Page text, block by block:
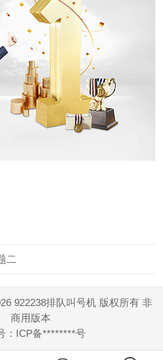
二
922238排队叫号机 版权所有 非
商用版本
： ICP备********号